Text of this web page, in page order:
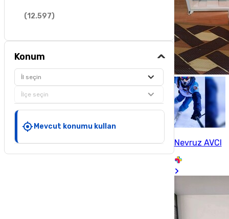
(12.597)
Konum
İl seçin
İlçe seçin
Mevcut konumu kullan
Nevruz AVCI